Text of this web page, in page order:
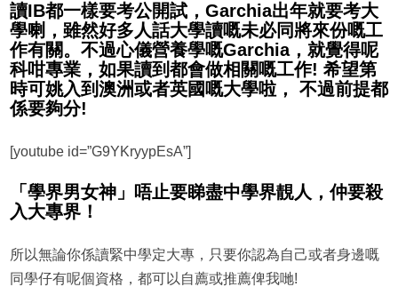
讀IB都一樣要考公開試，Garchia出年就要考大
學喇，雖然好多人話大學讀嘅未必同將來份嘅工
作有關。不過心儀營養學嘅Garchia，就覺得呢
科咁專業，如果讀到都會做相關嘅工作! 希望第
時可姚入到澳洲或者英國嘅大學啦， 不過前提都
係要夠分!
[youtube id=”G9YKryypEsA”]
「學界男女神」唔止要睇盡中學界靚人，仲要殺
入大專界！
所以無論你係讀緊中學定大專，只要你認為自己或者身邊嘅
同學仔有呢個資格，都可以自薦或推薦俾我哋!